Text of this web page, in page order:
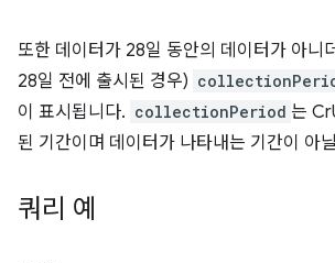
또한 데이터가 28일 동안의 데이터가 아니
28일 전에 출시된 경우)
이 표시됩니다. collectionPeriod 는
된 기간이며 데이터가 나타내는 기간이 아
쿼리 예